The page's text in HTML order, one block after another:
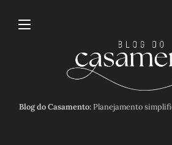
Blog do Casamento:Planejamento